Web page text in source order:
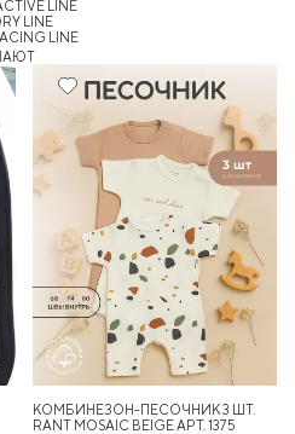
LINE
LINE
LINE
КОМБИНЕЗОН-ПЕСОЧНИК 3 ШТ.
RANT MOSAIC BEIGE АРТ. 1375